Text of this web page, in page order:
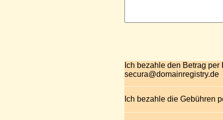
Ich bezahle den Betrag per
secura@domainregistry.de
Ich bezahle die Gebühren